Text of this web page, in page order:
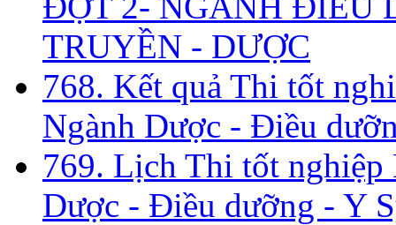
TRUYỀN - DƯỢC
768. Kết quả Thi tốt
Ngành Dược - Điều
769. Lịch Thi tốt
Dược - Điều dưỡng - Y